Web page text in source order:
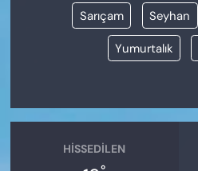
Sarıçam Seyhan
Yumurtalık
HISSEDILEN